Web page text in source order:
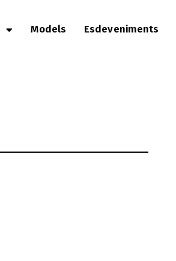
Models Esdeveniments